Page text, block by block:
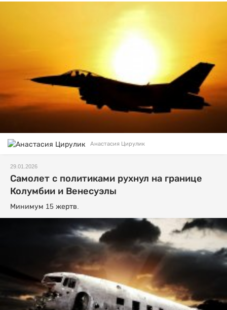
Анастасия Цирулик
29.01.2026
Самолет с политиками рухнул на границе
Колумбии и Венесуэлы
Минимум 15 жертв.